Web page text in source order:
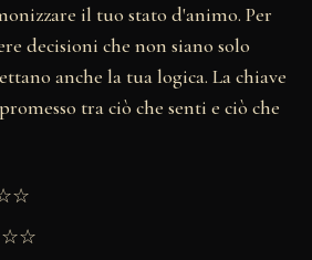
il tuo stato d'animo. Per
decisioni che non siano solo
anche la tua logica. La chiave
tra ciò che senti e ciò che